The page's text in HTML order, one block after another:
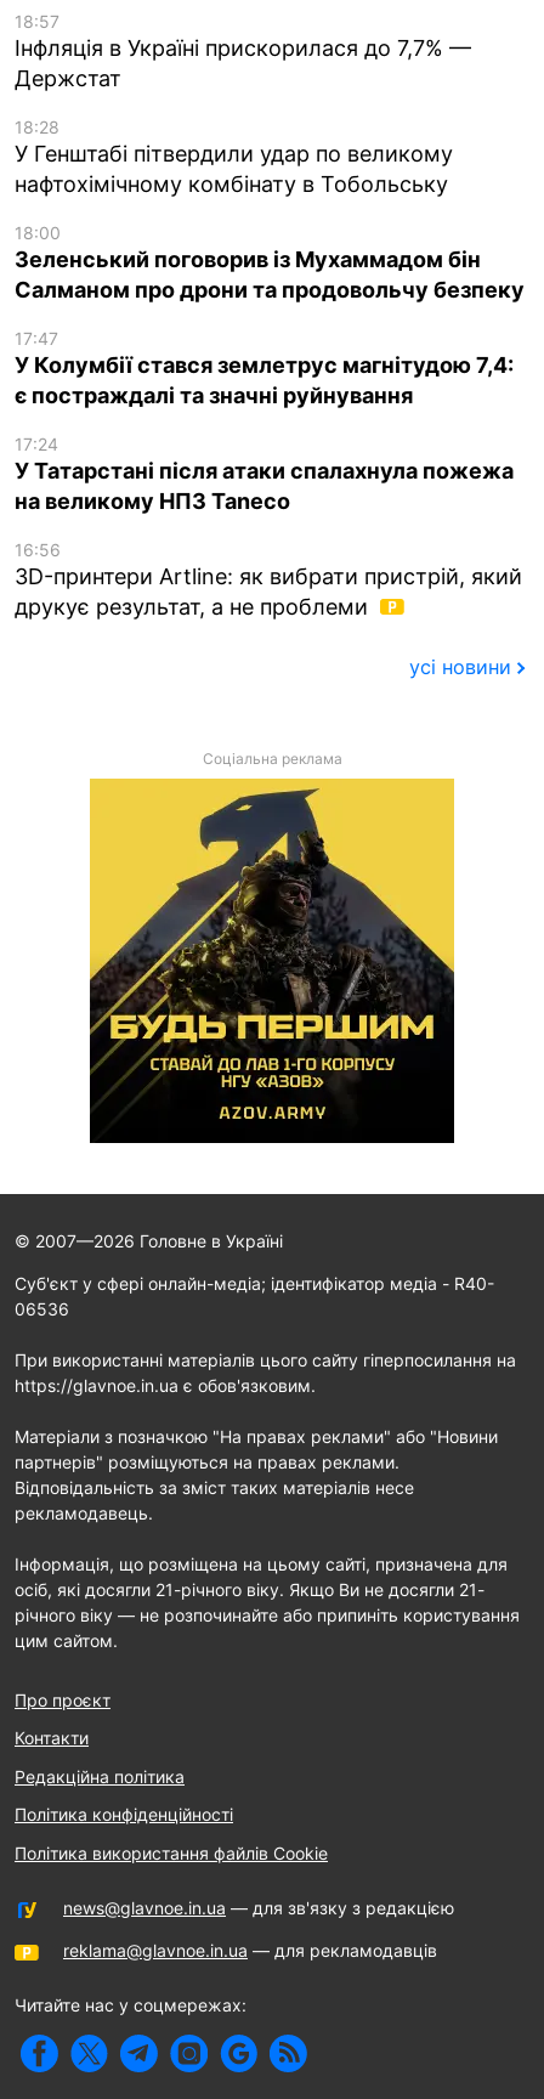
18:57
Інфляція в Україні прискорилася до 7,7% —
Держстат
18:28
У Генштабі пітвердили удар по великому
нафтохімічному комбінату в Тобольську
18:00
Зеленський поговорив із Мухаммадом бін
Салманом про дрони та продовольчу безпеку
17:47
У Колумбії стався землетрус магнітудою 7,4:
є постраждалі та значні руйнування
17:24
У Татарстані після атаки спалахнула пожежа
на великому НПЗ Taneco
16:56
3D-принтери Artline: як вибрати пристрій, який
друкує результат, а не проблеми
усі новини
Соціальна реклама
© 2007—2026 Головне в Україні
Cуб'єкт у сфері онлайн-медіа; ідентифікатор медіа - R40-
06536
При використанні матеріалів цього сайту гіперпосилання на
https://glavnoe.in.ua є обов'язковим.
Матеріали з позначкою "На правах реклами" або "Новини
партнерів" розміщуються на правах реклами.
Відповідальність за зміст таких матеріалів несе
рекламодавець.
Інформація, що розміщена на цьому сайті, призначена для
осіб, які досягли 21-річного віку. Якщо Ви не досягли 21-
річного віку — не розпочинайте або припиніть користування
цим сайтом.
Про проєкт
Контакти
Редакційна політика
Політика конфіденційності
Політика використання файлів Cookie
news@glavnoe.in.ua — для зв'язку з редакцією
reklama@glavnoe.in.ua — для рекламодавців
Читайте нас у соцмережах: